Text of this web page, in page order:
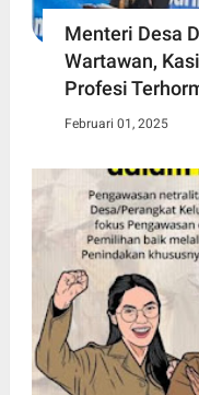
Menteri Desa
Wartawan,
Profesi
Februari 01, 2025